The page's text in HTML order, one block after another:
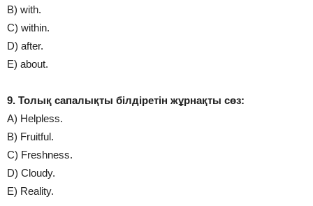
B) wіth.
C) wіthіn.
D) after.
E) about.
9. Толық сапалықты білдіретін жұрнақты сөз:
A) Helpless.
B) Fruіtful.
C) Freshness.
D) Cloudy.
E) Realіty.